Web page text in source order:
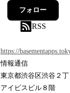
フォロー
RSS
https://
情報通信
東京都渋谷区渋谷２
アイビスビル８階